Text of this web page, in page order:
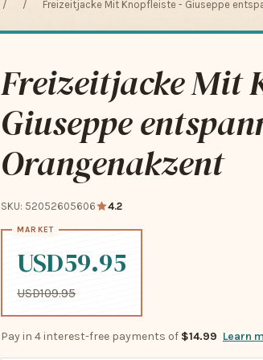
/ / Freizeitjacke Mit Knopfleiste - Giuseppe
Freizeitjacke Mit
Giuseppe
Orangenakzent
SKU: 52052605606 4.2
USD59.95
USD109.95
Pay in 4 interest-free payments of $14.99 Learn